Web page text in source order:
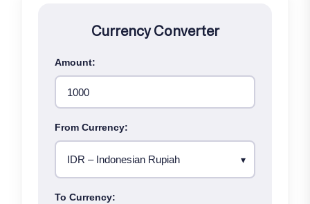
Currency Converter
Amount:
From Currency:
To Currency: